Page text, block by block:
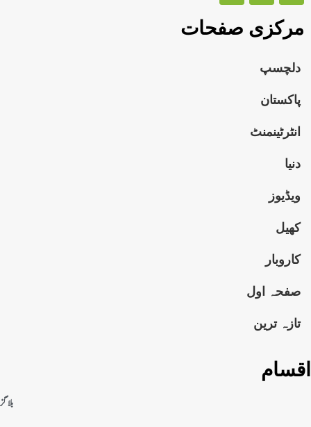
اقسام
بلاگز
مرکزی صفحات
دلچسپ
پاکستان
انٹرٹینمنٹ
دنیا
ویڈیوز
کھیل
کاروبار
صفحہ اول
تازہ ترین